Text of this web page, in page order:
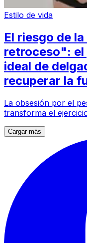
Estilo de vida
El riesgo de
retroceso": el
ideal de
recuperar la
La obsesión por el
transforma el
Cargar más